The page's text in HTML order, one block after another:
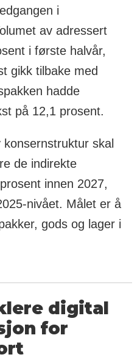
i
av adressert
i første halvår,
gikk tilbake med
hadde
på 12,1 prosent.
skal
de indirekte
innen 2027,
nivået. Målet er å
gods og lager i
digital
for